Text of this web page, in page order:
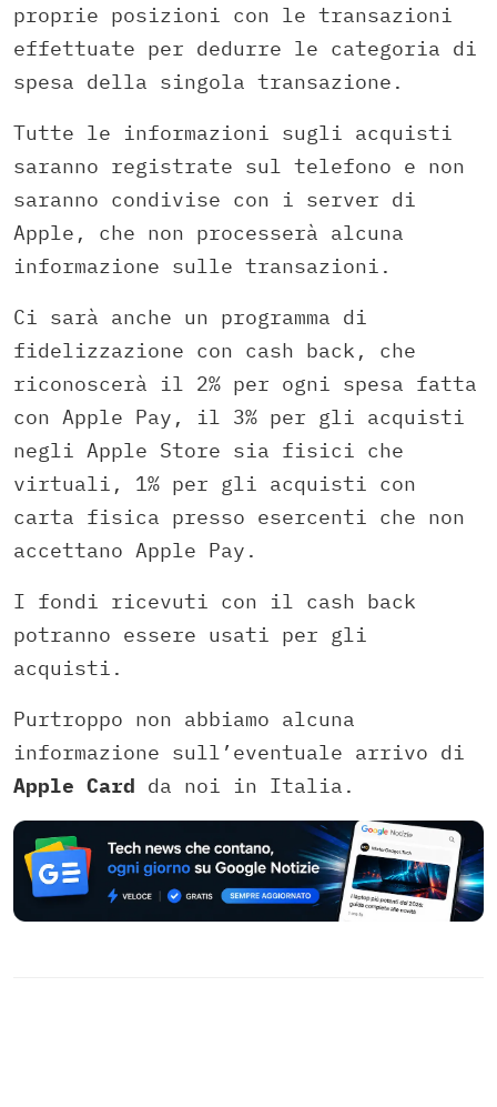
proprie posizioni con le transazioni
effettuate per dedurre le categoria di
spesa della singola transazione.
Tutte le informazioni sugli acquisti
saranno registrate sul telefono e non
saranno condivise con i server di
Apple, che non processerà alcuna
informazione sulle transazioni.
Ci sarà anche un programma di
fidelizzazione con cash back, che
riconoscerà il 2% per ogni spesa fatta
con Apple Pay, il 3% per gli acquisti
negli Apple Store sia fisici che
virtuali, 1% per gli acquisti con
carta fisica presso esercenti che non
accettano Apple Pay.
I fondi ricevuti con il cash back
potranno essere usati per gli
acquisti.
Purtroppo non abbiamo alcuna
informazione sull’eventuale arrivo di
Apple Card da noi in Italia.